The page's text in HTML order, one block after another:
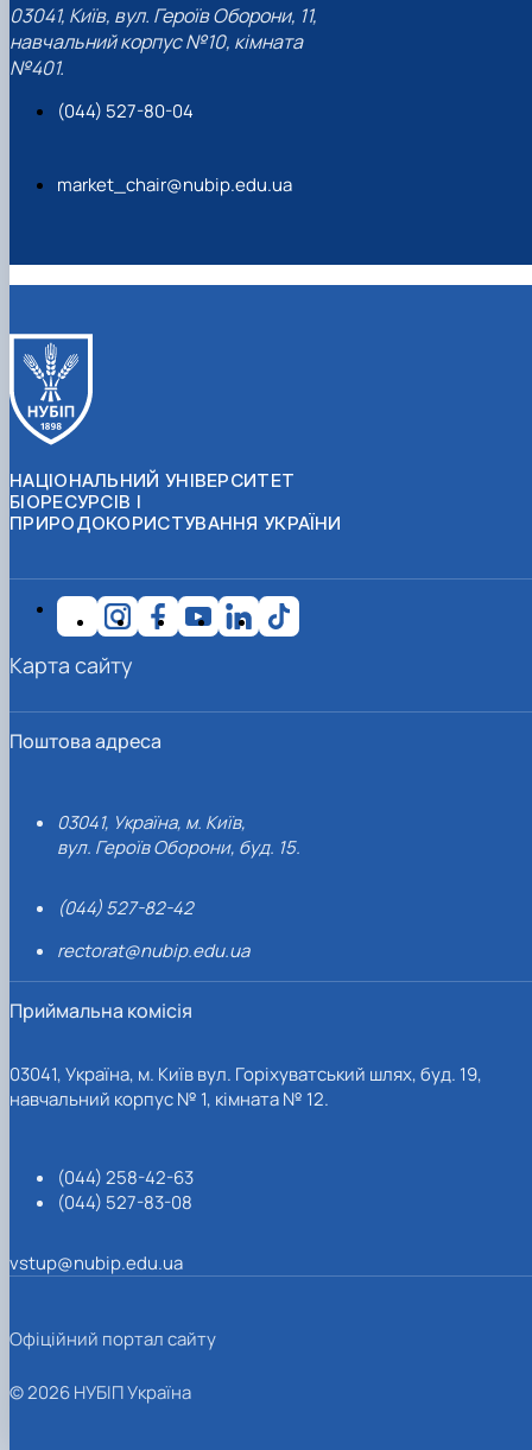
03041, Київ, вул. Героїв Оборони, 11,
навчальний корпус №10, кімната
№401.
(044) 527-80-04
market_chair@nubip.edu.ua
НАЦІОНАЛЬНИЙ УНІВЕРСИТЕТ
БІОРЕСУРСІВ І
ПРИРОДОКОРИСТУВАННЯ УКРАЇНИ
Поштова адреса
03041, Україна, м. Київ,
вул. Героїв Оборони, буд. 15.
(044) 527-82-42
rectorat@nubip.edu.ua
Приймальна комісія
03041, Україна, м. Київ вул. Горіхуватський шлях, буд. 19,
навчальний корпус № 1, кімната № 12.
(044) 258-42-63
(044) 527-83-08
vstup@nubip.edu.ua
Карта сайту
Офіційний портал сайту
© 2026 НУБІП Україна